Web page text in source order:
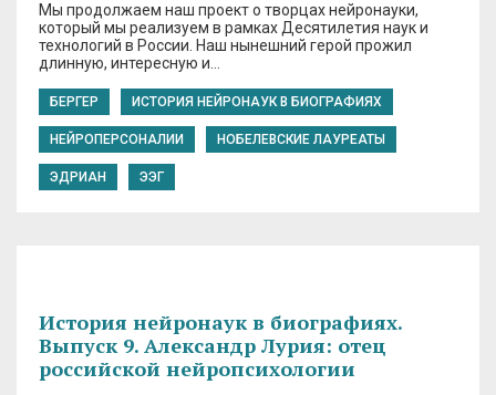
Мы продолжаем наш проект о творцах нейронауки,
который мы реализуем в рамках Десятилетия наук и
технологий в России. Наш нынешний герой прожил
длинную, интересную и…
БЕРГЕР ИСТОРИЯ НЕЙРОНАУК В БИОГРАФИЯХ
НЕЙРОПЕРСОНАЛИИ НОБЕЛЕВСКИЕ ЛАУРЕАТЫ
ЭДРИАН ЭЭГ
История нейронаук в биографиях.
Выпуск 9. Александр Лурия: отец
российской нейропсихологии